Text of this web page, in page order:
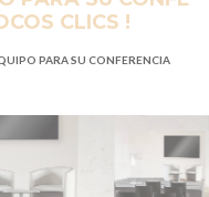
CLICS !
PARA SU CONFERENCIA